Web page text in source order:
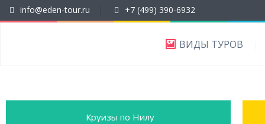
info@eden-tour.ru +7 (499) 390-6932
ВИДЫ ТУРОВ
Круизы по Нилу